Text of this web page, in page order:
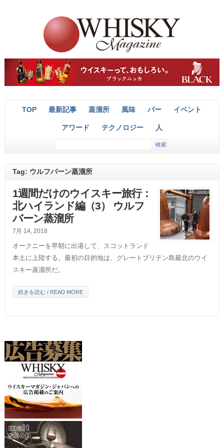
TOP 最新記事 蒸溜所 風味 バー イベント
アワード テクノロジー 人
Tag: ウルフバーン蒸溜所
1週間だけのウイスキー旅行：
北ハイランド編（3） ウルフ
バーン蒸溜所
7月 14, 2018
オークニーを早朝に出港して、スコットランド
本土に上陸する。最初の目的地は、グレートブリテン島最北のウイ
スキー蒸溜所だ。
続きを読む / READ MORE